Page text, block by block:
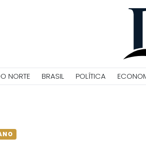
NORTE BRASIL POLÍTICA